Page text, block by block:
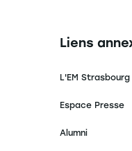
Navigation
Liens
L'EM
Espace Presse
Alumni